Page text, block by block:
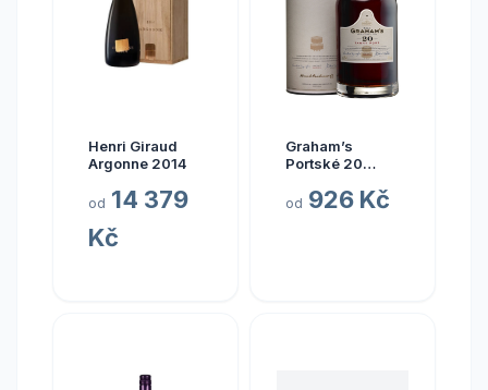
Henri Giraud
Argonne 2014
od 14 379
Kč
Graham’s
Portské 20
(karton)
od 926 Kč